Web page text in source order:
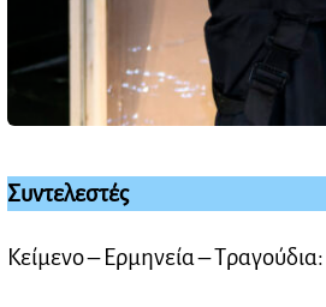
Συντελεστές
Κείμενο – Ερμηνεία – Τραγούδια: